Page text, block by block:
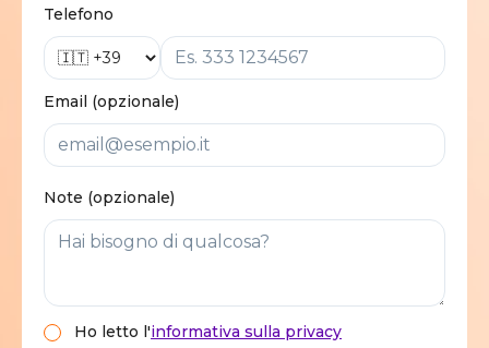
Telefono
Email (opzionale)
Note (opzionale)
Ho letto l'informativa sulla privacy